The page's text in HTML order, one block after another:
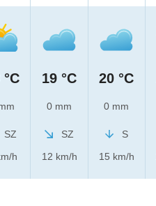
°C
SZ
h
19 °C
0 mm
SZ
12 km/h
20 °C
0 mm
S
15 km/h